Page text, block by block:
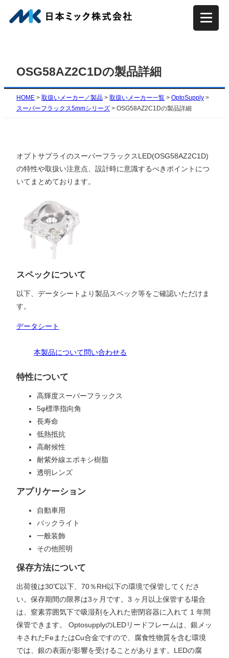
容
プ
OSG58AZ2C1Dの製品詳細
HOME > 取扱いメーカー／製品 > 取扱いメーカー一覧 > OptoSupply >
スーパーフラックス5mmシリーズ > OSG58AZ2C1Dの製品詳細
オプトサプライのスーパーフラックスLED(OSG58AZ2C1D)
の特性や取扱い注意点、設計時に意識するべきポイントにつ
いてまとめております。
スペックについて
以下、データシートより製品スペック等をご確認いただけま
す。
データシート
本製品について問い合わせる
特性について
高輝度スーパーフラックス
5φ標準指向角
長寿命
低熱抵抗
高耐候性
耐紫外線エポキシ樹脂
透明レンズ
アプリケーション
自動車用
バックライト
一般装飾
その他照明
保存方法について
出荷後は30℃以下、70％RH以下の環境で保管してくださ
い。保存期間の限界は3ヶ月です。3 ヶ月以上保管する場合
は、窒素雰囲気下で吸湿剤を入れた密閉容器に入れて 1 年間
保管できます。 OptosupplyのLEDリードフレームは、銀メッ
キされたFeまたはCu合金ですので、腐食性物質を含む環境
では、銀の表面が影響を受けることがあります。LEDの腐